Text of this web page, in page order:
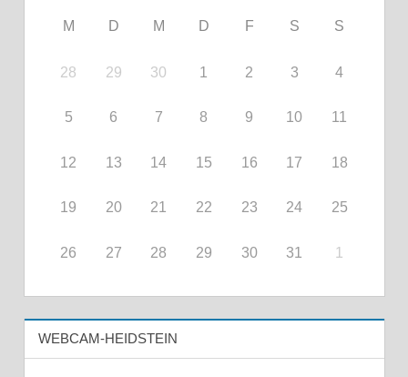
M D M D F S S
28 29 30 1 2 3 4
5 6 7 8 9 10 11
12 13 14 15 16 17 18
19 20 21 22 23 24 25
26 27 28 29 30 31 1
WEBCAM-HEIDSTEIN